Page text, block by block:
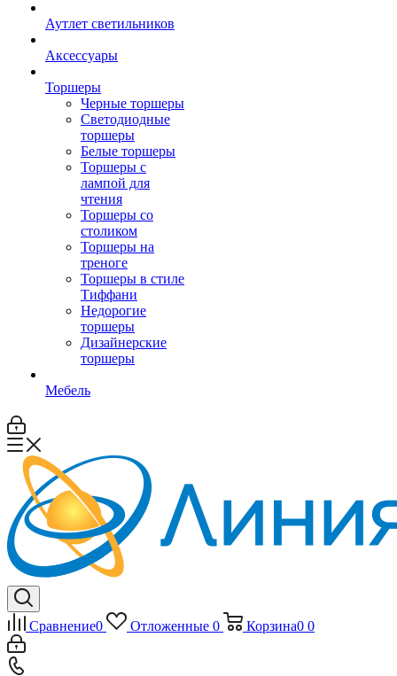
Аутлет светильников
Аксессуары
Торшеры
Черные торшеры
Светодиодные
торшеры
Белые торшеры
Торшеры с
лампой для
чтения
Торшеры со
столиком
Торшеры на
треноге
Торшеры в стиле
Тиффани
Недорогие
торшеры
Дизайнерские
торшеры
Мебель
Сравнение0 Отложенные 0 Корзина0 0